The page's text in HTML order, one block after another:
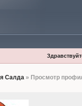
Салда» Просмотр